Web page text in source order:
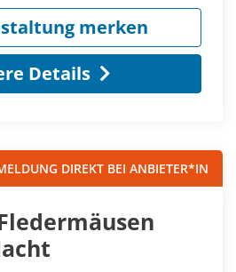
merken
Details
DIREKT BEI ANBIETER*IN